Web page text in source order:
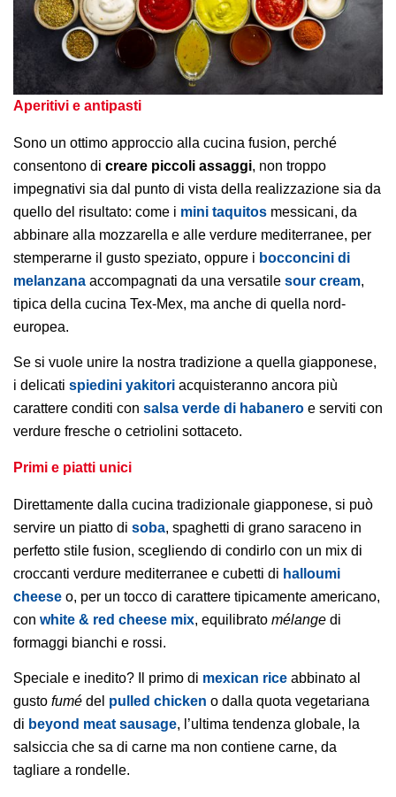
Aperitivi e antipasti
Sono un ottimo approccio alla cucina fusion, perché
consentono di creare piccoli assaggi, non troppo
impegnativi sia dal punto di vista della realizzazione sia da
quello del risultato: come i mini taquitos messicani, da
abbinare alla mozzarella e alle verdure mediterranee, per
stemperarne il gusto speziato, oppure i bocconcini di
melanzana accompagnati da una versatile sour cream,
tipica della cucina Tex-Mex, ma anche di quella nord-
europea.
Se si vuole unire la nostra tradizione a quella giapponese,
i delicati spiedini yakitori acquisteranno ancora più
carattere conditi con salsa verde di habanero e serviti con
verdure fresche o cetriolini sottaceto.
Primi e piatti unici
Direttamente dalla cucina tradizionale giapponese, si può
servire un piatto di soba, spaghetti di grano saraceno in
perfetto stile fusion, scegliendo di condirlo con un mix di
croccanti verdure mediterranee e cubetti di halloumi
cheese o, per un tocco di carattere tipicamente americano,
con white & red cheese mix, equilibrato mélange di
formaggi bianchi e rossi.
Speciale e inedito? Il primo di mexican rice abbinato al
gusto fumé del pulled chicken o dalla quota vegetariana
di beyond meat sausage, l’ultima tendenza globale, la
salsiccia che sa di carne ma non contiene carne, da
tagliare a rondelle.